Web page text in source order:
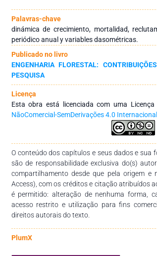
935 individuos/ha, de 30 especies de 29
mortalidad del 2,5 (195 individuos) y 168
representan el 2,2 %, el dinamismo es de 2,3
nueve años, se registró un crecimiento en
3,29 m/ha, en área basal de 0,0208 m2/ha y
incremento periódico anual del diámetro es
0,3629 m/ha/año, de área basal 0,0023
m3/ha/año. Las especies que mayor
el periodo son: en D1,30 m Ceiba
macracantha (0,01 m/ha), en altura Ceiba
iguanaea (0,86 m/ha), en área basal
Acacia macracantha (0,007 m2/ha), y en
Palavras-chave
dinámica de crecimiento, mortalidad,
periódico anual y variables dasométricas.
Publicado no livro
ENGENHARIA FLORESTAL:
PESQUISA
Licença
Esta obra está licenciada com uma
NãoComercial-SemDerivações 4.0 Internacional
O conteúdo dos capítulos e seus dados e sua
são de responsabilidade exclusiva do(s)
compartilhamento desde que pela origem e
Access), com os créditos e citação atribuídos
é permitido: alteração de nenhuma forma,
acesso restrito e utilização para fins
direitos autorais do texto.
PlumX